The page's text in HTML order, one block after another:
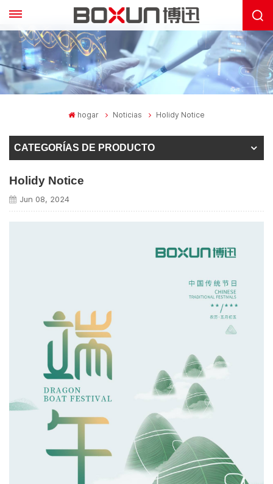
hogar Noticias Holidy Notice
CATEGORÍAS DE PRODUCTO
Holidy Notice
Jun 08, 2024